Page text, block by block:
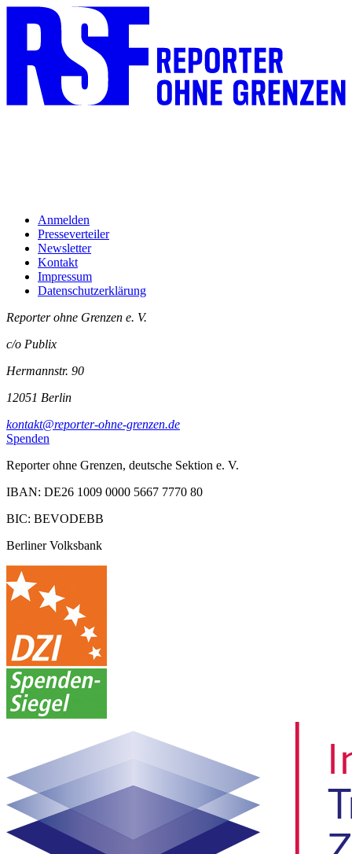
Anmelden
Presseverteiler
Newsletter
Kontakt
Impressum
Datenschutzerklärung
Reporter ohne Grenzen e. V.
c/o Publix
Hermannstr. 90
12051 Berlin
kontakt@reporter-ohne-grenzen.de
Spenden
Reporter ohne Grenzen, deutsche Sektion e. V.
IBAN: DE26 1009 0000 5667 7770 80
BIC: BEVODEBB
Berliner Volksbank